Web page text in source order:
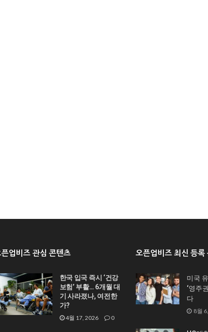
픈업비즈 관심 콘텐츠
한국 입국 즉시 ‘건강
보험’ 부활… 6개월 대
기 사라졌나, 여전한
가?
4월 17, 2026 0
오픈업비즈 최신 등록
미국
‘영주
다
8월